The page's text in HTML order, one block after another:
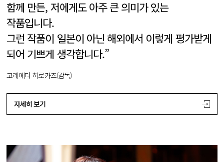
함께 만든, 저에게도 아주 큰 의미가 있는
작품입니다.
그런 작품이 일본이 아닌 해외에서 이렇게 평가받게
되어 기쁘게 생각합니다.”
고레에다 히로카즈(감독)
자세히 보기